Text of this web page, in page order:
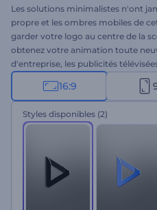
Les solutions minimalistes n'ont
propre et les ombres mobiles de
garder votre logo au centre de la
obtenez votre animation toute
d'entreprise, les publicités
et bien plus encore. Essayez
attendre !
16:9
Styles disponibles (2)